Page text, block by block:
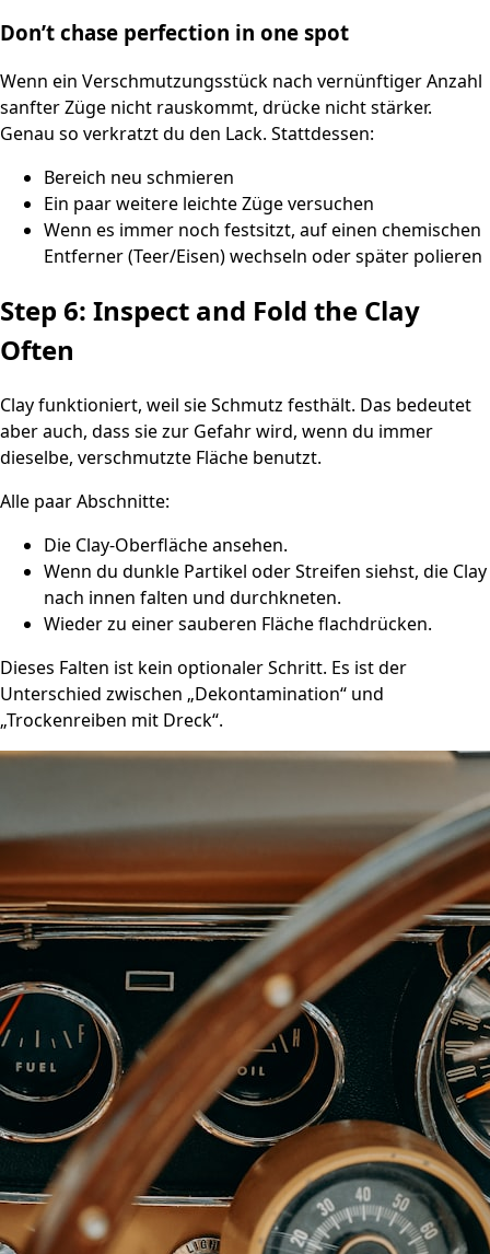
Don’t chase perfection in one spot
Wenn ein Verschmutzungsstück nach vernünftiger Anzahl
sanfter Züge nicht rauskommt, drücke nicht stärker.
Genau so verkratzt du den Lack. Stattdessen:
Bereich neu schmieren
Ein paar weitere leichte Züge versuchen
Wenn es immer noch festsitzt, auf einen chemischen
Entferner (Teer/Eisen) wechseln oder später polieren
Step 6: Inspect and Fold the Clay
Often
Clay funktioniert, weil sie Schmutz festhält. Das bedeutet
aber auch, dass sie zur Gefahr wird, wenn du immer
dieselbe, verschmutzte Fläche benutzt.
Alle paar Abschnitte:
Die Clay-Oberfläche ansehen.
Wenn du dunkle Partikel oder Streifen siehst, die Clay
nach innen falten und durchkneten.
Wieder zu einer sauberen Fläche flachdrücken.
Dieses Falten ist kein optionaler Schritt. Es ist der
Unterschied zwischen „Dekontamination“ und
„Trockenreiben mit Dreck“.